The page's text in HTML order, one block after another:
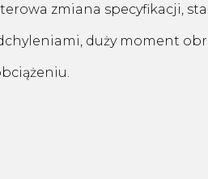
zmiana specyfikacji,
duży moment